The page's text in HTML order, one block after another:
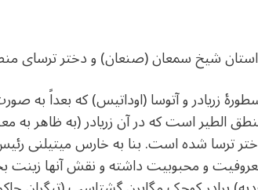
شیخ سمعان (صنعان) و دختر ترسای
زریادر و آتوسا (اوداتیس) که بعداً
الطیر است که در آن زریادر (به ظاهر به
ترسا شده است. بنا به خارس میتیلنی رئیس
و محبوبیت داشته و نقش آنها زینت